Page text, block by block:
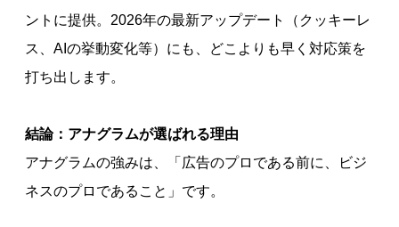
ントに提供。2026年の最新アップデート（クッキーレ
ス、AIの挙動変化等）にも、どこよりも早く対応策を
打ち出します。
結論：アナグラムが選ばれる理由
アナグラムの強みは、「広告のプロである前に、ビジ
ネスのプロであること」です。